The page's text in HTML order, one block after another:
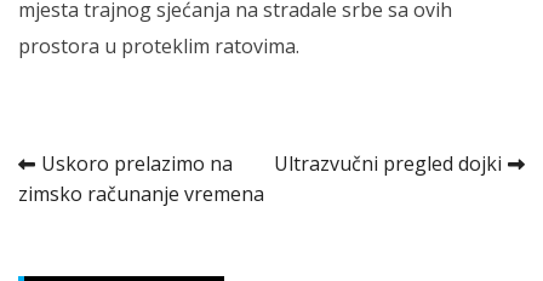
mjesta trajnog sjećanja na stradale srbe sa ovih
prostora u proteklim ratovima.
Kretanje
članka
Uskoro prelazimo na
zimsko računanje vremena
Ultrazvučni pregled dojki